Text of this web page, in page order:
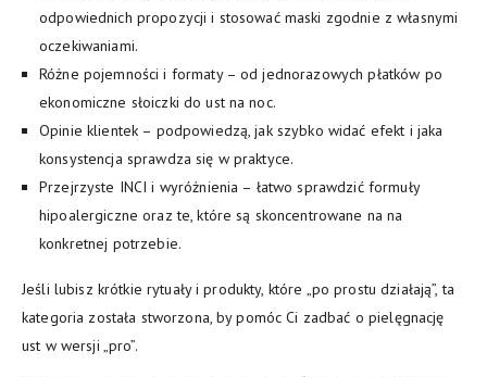
odpowiednich propozycji i stosować maski zgodnie z własnymi
oczekiwaniami.
Różne pojemności i formaty – od jednorazowych płatków po
ekonomiczne słoiczki do ust na noc.
Opinie klientek – podpowiedzą, jak szybko widać efekt i jaka
konsystencja sprawdza się w praktyce.
Przejrzyste INCI i wyróżnienia – łatwo sprawdzić formuły
hipoalergiczne oraz te, które są skoncentrowane na na
konkretnej potrzebie.
Jeśli lubisz krótkie rytuały i produkty, które „po prostu działają”, ta
kategoria została stworzona, by pomóc Ci zadbać o pielęgnację
ust w wersji „pro”.